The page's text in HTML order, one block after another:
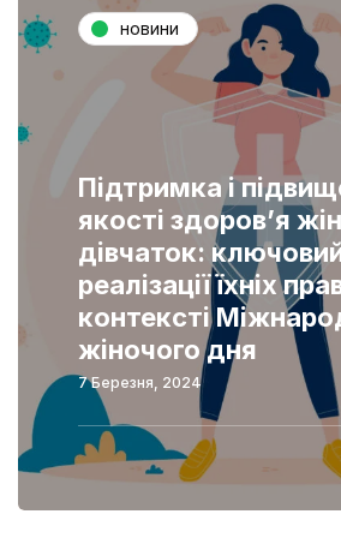
новини
Підтримка і
якості здоров’я
дівчаток:
реалізації їхніх
контексті
жіночого дня
7 Березня, 2024